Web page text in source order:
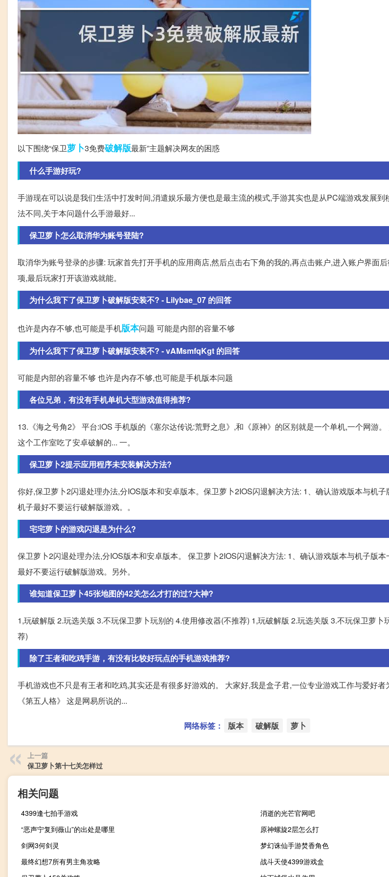
以下围绕“保卫萝卜3免费破解版最新”主题解决网友的困惑
什么手游好玩?
手游现在可以说是我们生活中打发时间,消遣娱乐最方便也是最主流的模式,手游其实也是从PC端游戏发展到
法不同,关于本问题什么手游最好...
保卫萝卜怎么取消华为账号登陆?
取消华为账号登录的步骤: 玩家首先打开手机的应用商店,然后点击右下角的我的,再点击账户,进入账户界面
项,最后玩家打开该游戏就能。
为什么我下了保卫萝卜破解版安装不? - Lilybae_07 的回答
也许是内存不够,也可能是手机版本问题 可能是内部的容量不够
为什么我下了保卫萝卜破解版安装不? - vAMsmfqKgt 的回答
可能是内部的容量不够 也许是内存不够,也可能是手机版本问题
各位兄弟，有没有手机单机大型游戏值得推荐?
13.《海之号角2》 平台:iOS 手机版的《塞尔达传说:荒野之息》,和《原神》的区别就是一个单机,一个网游
这个工作室吃了安卓破解的... 一。
保卫萝卜2提示应用程序未安装解决方法?
你好,保卫萝卜2闪退处理办法,分IOS版本和安卓版本。保卫萝卜2IOS闪退解决方法: 1、确认游戏版本与机
机子最好不要运行破解版游戏。。
宅宅萝卜的游戏闪退是为什么?
保卫萝卜2闪退处理办法,分IOS版本和安卓版本。 保卫萝卜2IOS闪退解决方法: 1、确认游戏版本与机子版
最好不要运行破解版游戏。另外。
谁知道保卫萝卜45张地图的42关怎么才打的过?大神?
1,玩破解版 2.玩选关版 3.不玩保卫萝卜玩别的 4.使用修改器(不推荐) 1,玩破解版 2.玩选关版 3.不玩保卫萝卜
荐)
除了王者和吃鸡手游，有没有比较好玩点的手机游戏推荐?
手机游戏也不只是有王者和吃鸡,其实还是有很多好游戏的。 大家好,我是盒子君,一位专业游戏工作与爱好者
《第五人格》 这是网易所说的...
网络标签： 版本 破解版 萝卜
上一篇
保卫萝卜第十七关怎样过
相关问题
4399逢七拍手游戏
消逝的光芒官网吧
“恶声宁复到薇山”的出处是哪里
原神螺旋2层怎么打
剑网3何剑灵
梦幻诛仙手游焚香角色
最终幻想7所有男主角攻略
战斗天使4399游戏盒